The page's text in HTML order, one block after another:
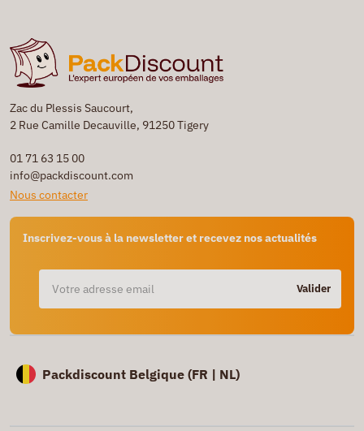
Zac du Plessis Saucourt,
2 Rue Camille Decauville, 91250 Tigery
01 71 63 15 00
info@packdiscount.com
Nous contacter
Inscrivez-vous à la newsletter et recevez nos actualités
Valider
Packdiscount Belgique (FR | NL)